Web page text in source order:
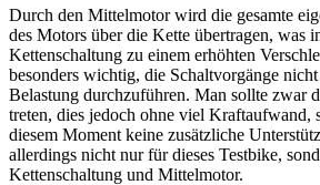
Durch den Mittelmotor wird die gesamte
des Motors über die Kette übertragen, was
Kettenschaltung zu einem erhöhten
besonders wichtig, die Schaltvorgänge
Belastung durchzuführen. Man sollte zwar
treten, dies jedoch ohne viel Kraftaufwand,
diesem Moment keine zusätzliche
allerdings nicht nur für dieses Testbike,
Kettenschaltung und Mittelmotor.